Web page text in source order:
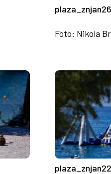
Foto: Nikola